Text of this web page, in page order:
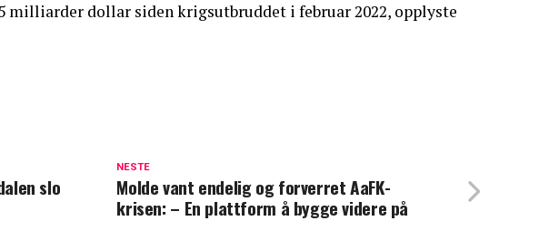
dollar siden krigsutbruddet i februar 2022, opplyste
NESTE
Molde vant endelig og forverret AaFK-
krisen: – En plattform å bygge videre på
slo